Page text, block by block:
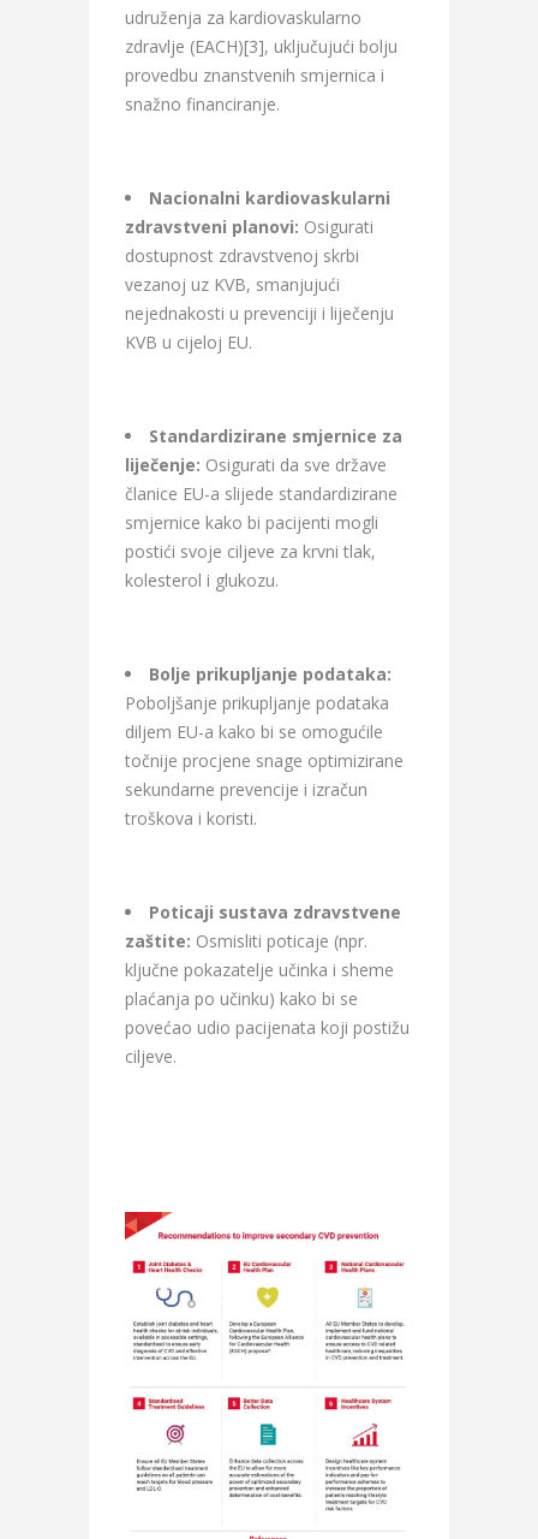
udruženja za kardiovaskularno
zdravlje (EACH)[3], uključujući bolju
provedbu znanstvenih smjernica i
snažno financiranje.
Nacionalni kardiovaskularni
zdravstveni planovi: Osigurati
dostupnost zdravstvenoj skrbi
vezanoj uz KVB, smanjujući
nejednakosti u prevenciji i liječenju
KVB u cijeloj EU.
Standardizirane smjernice za
liječenje: Osigurati da sve države
članice EU-a slijede standardizirane
smjernice kako bi pacijenti mogli
postići svoje ciljeve za krvni tlak,
kolesterol i glukozu.
Bolje prikupljanje podataka:
Poboljšanje prikupljanje podataka
diljem EU-a kako bi se omogućile
točnije procjene snage optimizirane
sekundarne prevencije i izračun
troškova i koristi.
Poticaji sustava zdravstvene
zaštite: Osmisliti poticaje (npr.
ključne pokazatelje učinka i sheme
plaćanja po učinku) kako bi se
povećao udio pacijenata koji postižu
ciljeve.